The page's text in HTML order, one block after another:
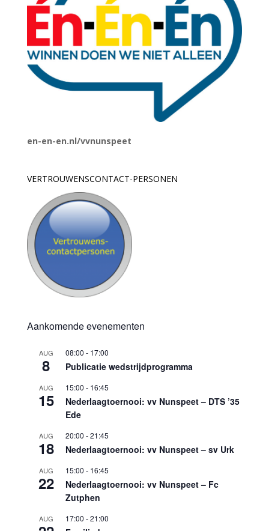
en-en-en.nl/vvnunspeet
VERTROUWENSCONTACT-PERSONEN
Aankomende evenementen
AUG
8
08:00 - 17:00
Publicatie wedstrijdprogramma
AUG
15
15:00 - 16:45
Nederlaagtoernooi: vv Nunspeet – DTS ’35
Ede
AUG
18
20:00 -21:45
Nederlaagtoernooi: vv Nunspeet – sv Urk
AUG
22
15:00 - 16:45
Nederlaagtoernooi: vv Nunspeet – Fc
Zutphen
AUG 17:00 -21:00